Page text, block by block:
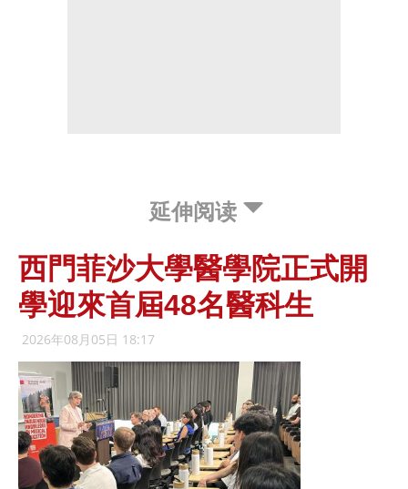
延伸阅读
西門菲沙大學醫學院正式開
學迎來首屆48名醫科生
2026年08月05日 18:17